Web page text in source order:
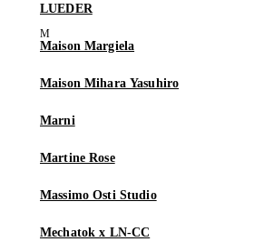
LUEDER
Maison Margiela
Maison Mihara Yasuhiro
Marni
Martine Rose
Massimo Osti Studio
Mechatok x LN-CC